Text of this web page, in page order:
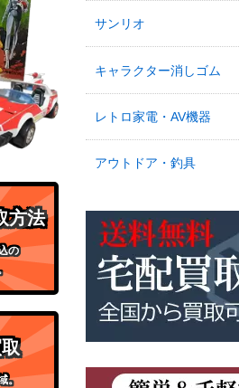
方法
の
。
サンリオ
キャラクター消しゴム
レトロ家電・AV機器
アウトドア・釣具